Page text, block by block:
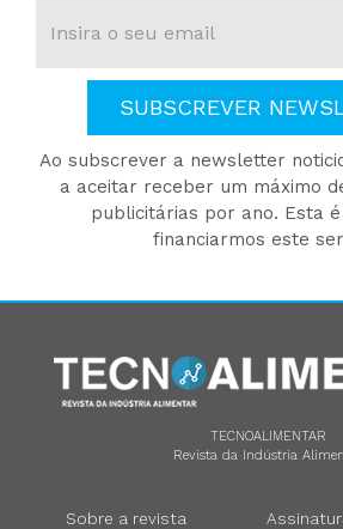
SUBSCREVER
Ao subscrever a newsletter
a aceitar receber um máximo
publicitárias por ano. Esta
financiarmos este
TECNOALIMENTAR
Revista da Indústria
Sobre a revista